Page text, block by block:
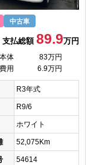
中古車
支払総額89.9万円
体
83万円
用
6.9万円
R3年式
R9/6
ホワイト
52,075Km
54614